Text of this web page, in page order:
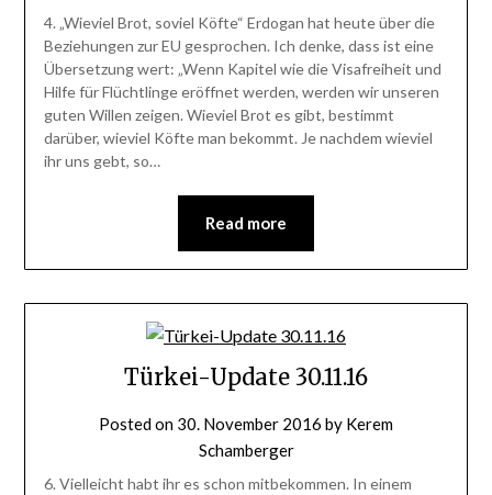
4. „Wieviel Brot, soviel Köfte“ Erdogan hat heute über die
Beziehungen zur EU gesprochen. Ich denke, dass ist eine
Übersetzung wert: „Wenn Kapitel wie die Visafreiheit und
Hilfe für Flüchtlinge eröffnet werden, werden wir unseren
guten Willen zeigen. Wieviel Brot es gibt, bestimmt
darüber, wieviel Köfte man bekommt. Je nachdem wieviel
ihr uns gebt, so…
Read more
Türkei-Update 30.11.16
Posted on 30. November 2016 by Kerem
Schamberger
6. Vielleicht habt ihr es schon mitbekommen. In einem